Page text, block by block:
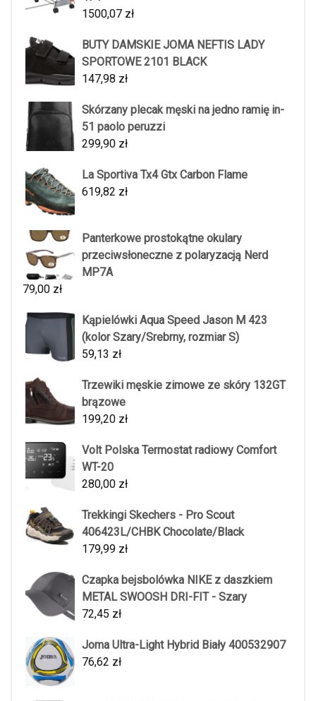
1500,07 zł
BUTY DAMSKIE JOMA NEFTIS LADY
SPORTOWE 2101 BLACK
147,98 zł
Skórzany plecak męski na jedno ramię in-
51 paolo peruzzi
299,90 zł
La Sportiva Tx4 Gtx Carbon Flame
619,82 zł
Panterkowe prostokątne okulary
przeciwsłoneczne z polaryzacją Nerd
MP7A
79,00 zł
Kąpielówki Aqua Speed Jason M 423
(kolor Szary/Srebrny, rozmiar S)
59,13 zł
Trzewiki męskie zimowe ze skóry 132GT
brązowe
199,20 zł
Volt Polska Termostat radiowy Comfort
WT-20
280,00 zł
Trekkingi Skechers - Pro Scout
406423L/CHBK Chocolate/Black
179,99 zł
Czapka bejsbolówka NIKE z daszkiem
METAL SWOOSH DRI-FIT - Szary
72,45 zł
Joma Ultra-Light Hybrid Biały 400532907
76,62 zł